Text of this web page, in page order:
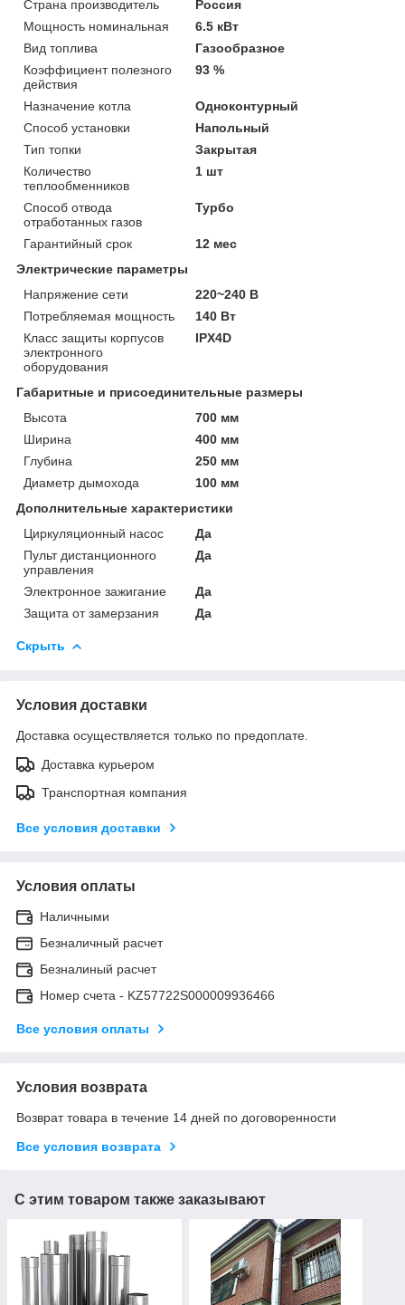
Страна производитель
Россия
Мощность номинальная
6.5 кВт
Вид топлива
Газообразное
Коэффициент полезного
действия
93 %
Назначение котла
Одноконтурный
Способ установки
Напольный
Тип топки
Закрытая
Количество
теплообменников
1 шт
Способ отвода
отработанных газов
Турбо
Гарантийный срок
12 мес
Электрические параметры
Напряжение сети
220~240 В
Потребляемая мощность
140 Вт
Класс защиты корпусов
электронного
оборудования
IPX4D
Габаритные и присоединительные размеры
Высота
700 мм
Ширина
400 мм
Глубина
250 мм
Диаметр дымохода
100 мм
Дополнительные характеристики
Циркуляционный насос
Да
Пульт дистанционного
управления
Да
Электронное зажигание
Да
Защита от замерзания
Да
Скрыть
Условия доставки
Доставка осуществляется только по предоплате.
Доставка курьером
Транспортная компания
Все условия доставки
Условия оплаты
Наличными
Безналичный расчет
Безналиный расчет
Номер счета - KZ57722S000009936466
Все условия оплаты
Условия возврата
Возврат товара в течение 14 дней по договоренности
Все условия возврата
С этим товаром также заказывают